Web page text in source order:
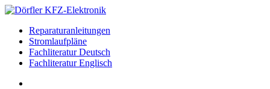
Zum
springenReparaturanleitungen
Stromlaufpläne
Fachliteratur Deutsch
Fachliteratur Englisch